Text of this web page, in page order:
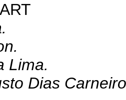
Lima.
Dias